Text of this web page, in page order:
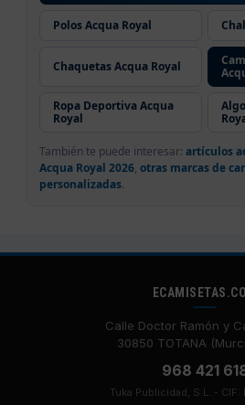
Polos Acqua Royal
Chaquetas Acqua Royal
Ropa Deportiva Acqua
Royal
También te puede interesar: artículos
Acqua Royal 2026, otras marcas de
personalizadas.
Calle Doctor Ramón y
30850 TOTANA
968 421
Tuka Publicidad, S.L. -